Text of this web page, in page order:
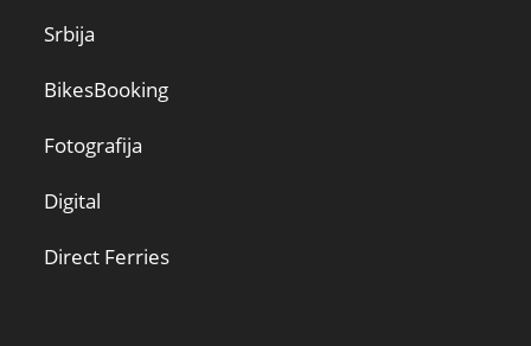
Srbija
BikesBooking
Fotografija
Digital
Direct Ferries